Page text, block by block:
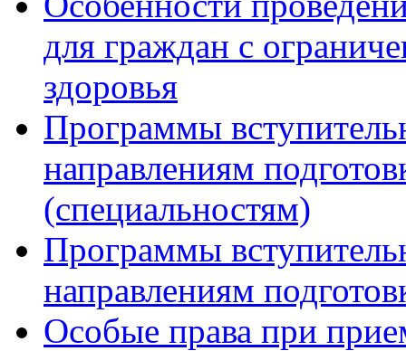
для граждан с
здоровья
Программы
направлениям
(специальностям)
Программы
направлениям
Особые права при